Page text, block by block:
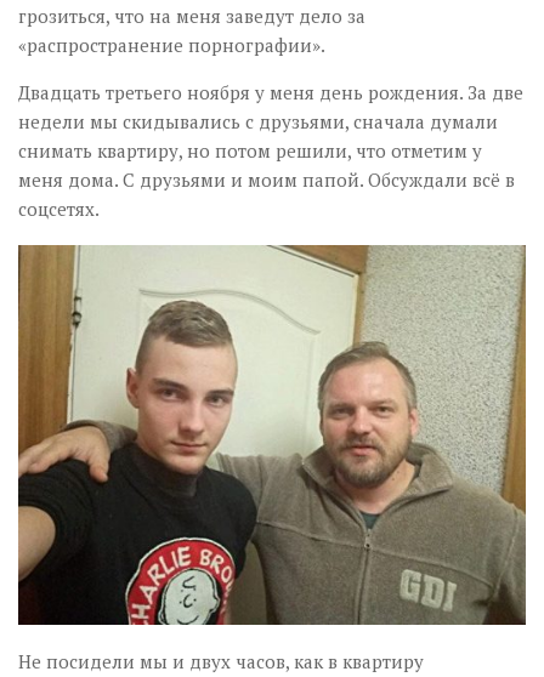
грозиться, что на меня заведут дело за
«распространение порнографии».
Двадцать третьего ноября у меня день рождения. За две
недели мы скидывались с друзьями, сначала думали
снимать квартиру, но потом решили, что отметим у
меня дома. С друзьями и моим папой. Обсуждали всё в
соцсетях.
Не посидели мы и двух часов, как в квартиру